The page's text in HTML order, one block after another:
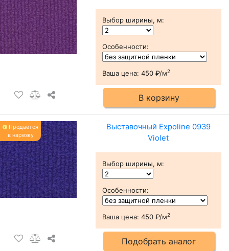
Выбор ширины, м:
Особенности:
Ваша цена: 450 ₽/м2
В корзину
Продаётся
в нарезку
Выставочный Expoline 0939
Violet
Выбор ширины, м:
Особенности:
Ваша цена: 450 ₽/м2
Подобрать аналог